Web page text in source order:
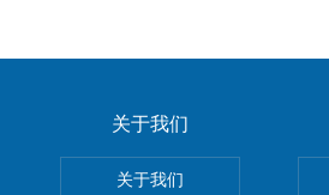
关于我们
关于我们